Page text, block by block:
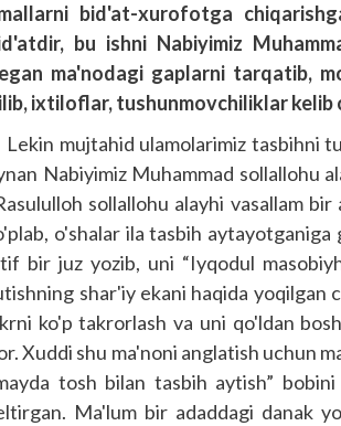
bid'at-xurofotga
bu ishni Nabiyimiz
ma'nodagi gaplarni tarqatib,
ixtiloflar, tushunmovchiliklar kelib
Lekin mujtahid ulamolarimiz tasbihni
Nabiyimiz Muhammad sollallohu
sollallohu alayhi vasallam
o'shalar ila tasbih aytayotganiga
bir juz yozib, uni “Iyqodul
shar'iy ekani haqida yoqilgan
ko'p takrorlash va uni qo'ldan
Xuddi shu ma'noni anglatish uchun
tosh bilan tasbih aytish”
Ma'lum bir adaddagi danak